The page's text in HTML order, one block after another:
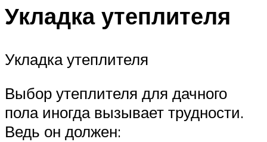
Укладка утеплителя
Укладка утеплителя
Выбор утеплителя для дачного
пола иногда вызывает трудности.
Ведь он должен: